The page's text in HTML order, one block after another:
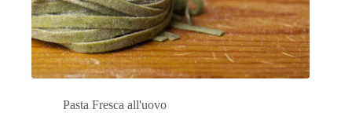
Pasta Fresca all'uovo